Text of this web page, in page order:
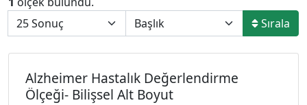
Sırala
Alzheimer Hastalık Değerlendirme
Ölçeği- Bilişsel Alt Boyut